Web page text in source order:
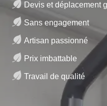
Devis et déplacement
Sans engagement
Artisan passionné
Prix imbattable
Travail de qualité